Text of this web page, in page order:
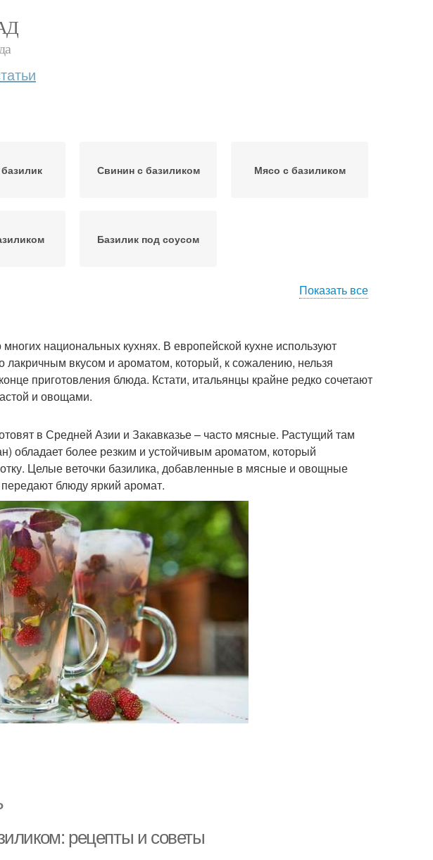
Свинин с базиликом Мясо с базиликом
Базилик под соусом
Показать все
национальных кухнях. В европейской кухне используют
лакричным вкусом и ароматом, который, к сожалению, нельзя
приготовления блюда. Кстати, итальянцы крайне редко сочетают
и овощами.
в Средней Азии и Закавказье – часто мясные. Растущий там
обладает более резким и устойчивым ароматом, который
Целые веточки базилика, добавленные в мясные и овощные
блюду яркий аромат.
рецепты и советы